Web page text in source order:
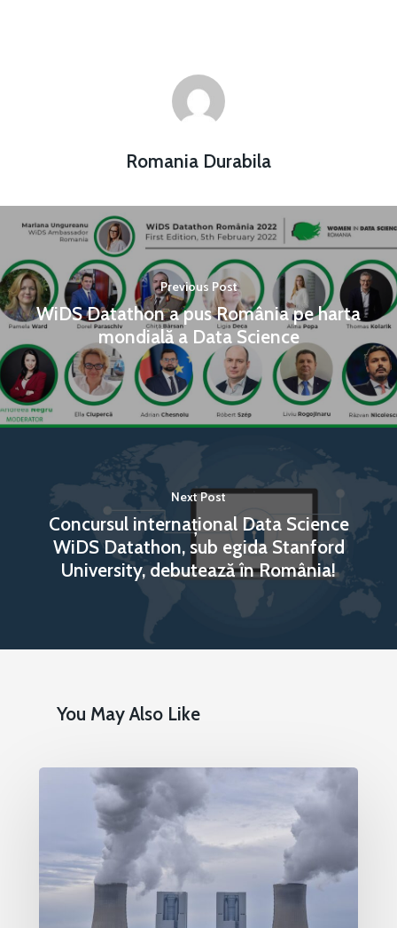
Romania Durabila
Previous Post
WiDS Datathon a pus România pe harta
mondială a Data Science
Next Post
Concursul internațional Data Science
WiDS Datathon, sub egida Stanford
University, debutează în România!
You May Also Like